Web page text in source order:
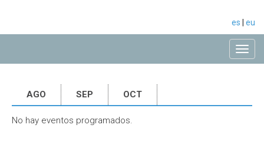
es eu
AGO SEP OCT
No hay eventos programados.